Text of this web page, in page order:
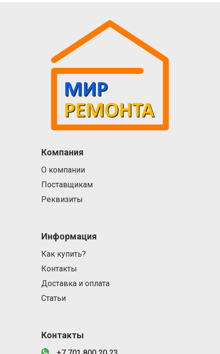
Компания
О компании
Поставщикам
Реквизиты
Информация
Как купить?
Контакты
Доставка и оплата
Статьи
Контакты